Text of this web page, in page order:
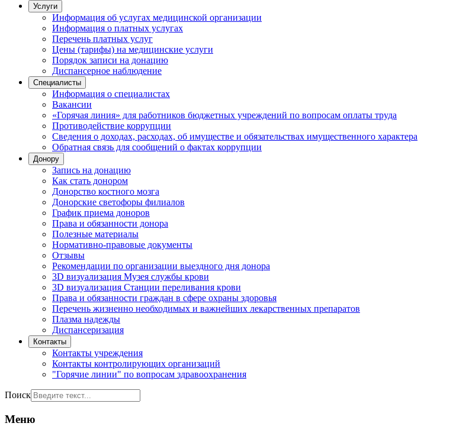
Услуги
Информация об услугах медицинской организации
Информация о платных услугах
Перечень платных услуг
Цены (тарифы) на медицинские услуги
Порядок записи на донацию
Диспансерное наблюдение
Специалисты
Информация о специалистах
Вакансии
«Горячая линия» для работников бюджетных учреждений по вопросам оплаты труда
Противодействие коррупции
Сведения о доходах, расходах, об имуществе и обязательствах имущественного характера
Обратная связь для сообщений о фактах коррупции
Донору
Запись на донацию
Как стать донором
Донорство костного мозга
Донорские светофоры филиалов
График приема доноров
Права и обязанности донора
Полезные материалы
Нормативно-правовые документы
Отзывы
Рекомендации по организации выездного дня донора
3D визуализация Музея службы крови
3D визуализация Станции переливания крови
Права и обязанности граждан в сфере охраны здоровья
Перечень жизненно необходимых и важнейших лекарственных препаратов
Плазма надежды
Диспансеризация
Контакты
Контакты учреждения
Контакты контролирующих организаций
"Горячие линии" по вопросам здравоохранения
Поиск
Меню